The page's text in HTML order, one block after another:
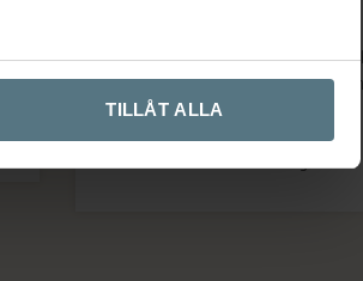
TILLÅT ALLA
Väldigt kunnig och tillmötesgående
mkt att välja på plus att de har
Arne Hägersten